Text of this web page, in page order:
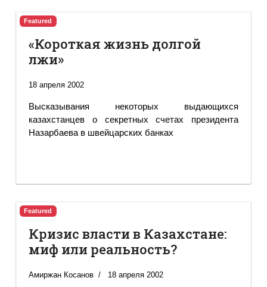
Featured
«Короткая жизнь долгой
лжи»
18 апреля 2002
Высказывания некоторых выдающихся
казахстанцев о секретных счетах президента
Назарбаева в швейцарских банках
Featured
Кризис власти в Казахстане:
миф или реальность?
Амиржан Косанов 18 апреля 2002